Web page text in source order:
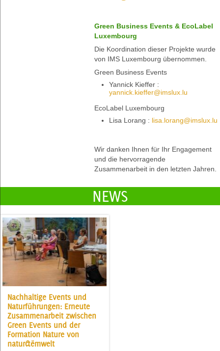
Green Business Events & EcoLabel
Luxembourg
Die Koordination dieser Projekte wurde
von IMS Luxembourg übernommen.
Green Business Events
Yannick Kieffer :
yannick.kieffer@imslux.lu
EcoLabel Luxembourg
Lisa Lorang : lisa.lorang@imslux.lu
Wir danken Ihnen für Ihr Engagement
und die hervorragende
Zusammenarbeit in den letzten Jahren.
NEWS
Nachhaltige Events und
Naturführungen: Erneute
Zusammenarbeit zwischen
Green Events und der
Formation Nature von
natur&ëmwelt